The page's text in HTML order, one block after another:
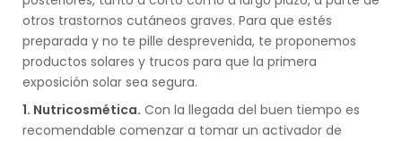
otros trastornos cutáneos graves. Para que estés
preparada y no te pille desprevenida, te proponemos
productos solares y trucos para que la primera
exposición solar sea segura.
1. Nutricosmética. Con la llegada del buen tiempo es
recomendable comenzar a tomar un activador de